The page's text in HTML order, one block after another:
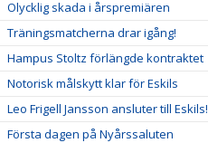
Olycklig skada i årspremiären
Träningsmatcherna drar igång!
Hampus Stoltz förlängde kontraktet
Notorisk målskytt klar för Eskils
Leo Frigell Jansson ansluter till Eskils!
Första dagen på Nyårssaluten